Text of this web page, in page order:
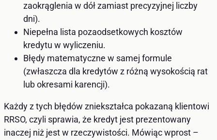
zaokrąglenia w dół zamiast precyzyjnej liczby
dni).
Niepełna lista pozaodsetkowych kosztów
kredytu w wyliczeniu.
Błędy matematyczne w samej formule
(zwłaszcza dla kredytów z różną wysokością rat
lub okresami karencji).
Każdy z tych błędów zniekształca pokazaną klientowi
RRSO, czyli sprawia, że kredyt jest prezentowany
inaczej niż jest w rzeczywistości. Mówiąc wprost –